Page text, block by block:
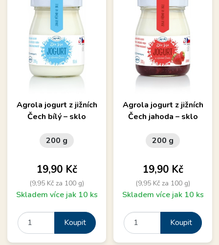
Agrola jogurt z jižních
Čech bílý – sklo
200 g
Cena
19,90 Kč
(9,95 Kč za 100 g)
Skladem více jak 10 ks
Koupit
Agrola jogurt z jižních
Čech jahoda – sklo
200 g
Cena
19,90 Kč
(9,95 Kč za 100 g)
Skladem více jak 10 ks
Koupit